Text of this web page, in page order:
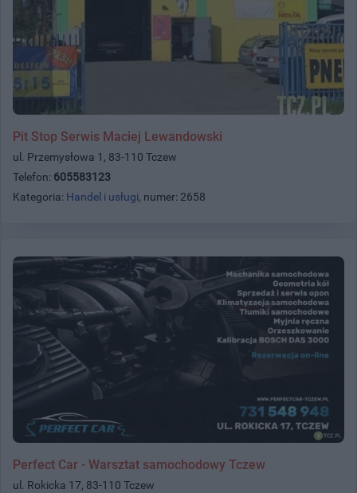
Pit Stop Serwis Maciej Lewandowski
ul. Przemysłowa 1, 83-110 Tczew
Telefon: 605583123
Kategoria: Handel i usługi, numer: 2658
Perfect Car - Warsztat samochodowy Tczew
ul. Rokicka 17, 83-110 Tczew